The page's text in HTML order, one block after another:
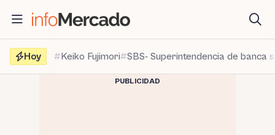
contenido
Hoy
Keiko Fujimori SBS- Superintendencia de banca
PUBLICIDAD